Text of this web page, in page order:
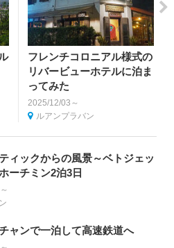
フレンチコロニアル様式の
リバービューホテルに泊ま
ってみた
2025/12/03～
ルアンプラバン
ィックからの風景～ベトジェッ
ーチミン2泊3日
ャンで一泊して高速鉄道へ